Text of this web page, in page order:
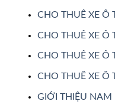
CHO THUÊ XE Ô
CHO THUÊ XE Ô
CHO THUÊ XE Ô
CHO THUÊ XE Ô
GIỚI THIỆU NAM